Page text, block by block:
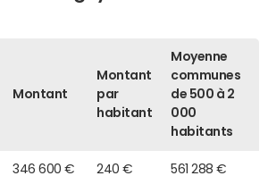
Montant
Montant
par
habitant
Moyenne
communes
de 500 à 2
000
habitants
346 600 € 240 € 561 288 €